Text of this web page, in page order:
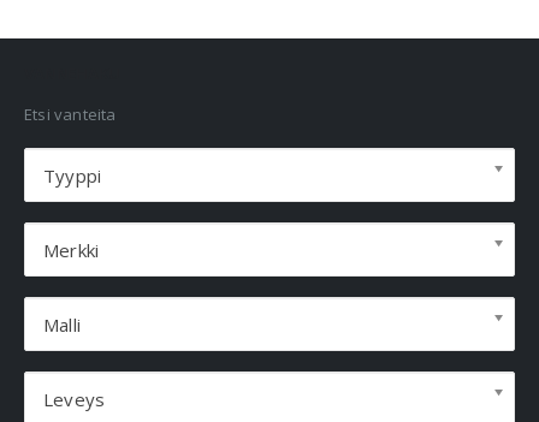
Etsi vanteita
Tyyppi
Merkki
Malli
Leveys